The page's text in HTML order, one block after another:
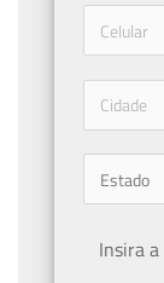
Insira